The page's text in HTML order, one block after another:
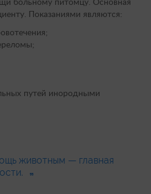
больному питомцу. Основная
Показаниями являются:
путей инородными
животным — главная